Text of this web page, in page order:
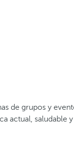
de grupos y
actual, saludable